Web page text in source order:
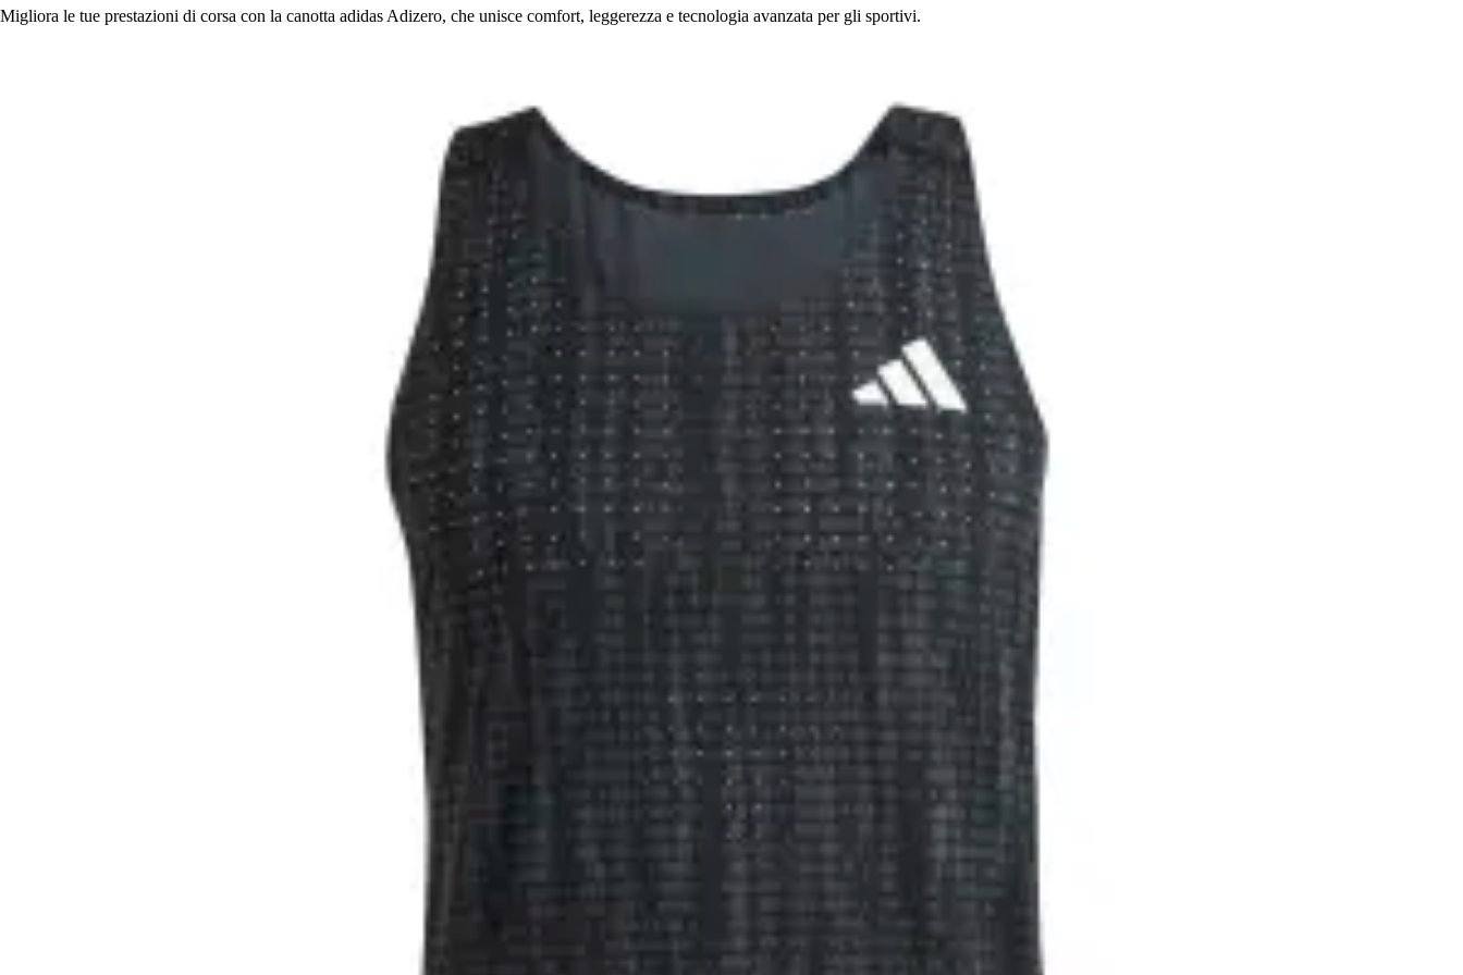
Migliora le tue prestazioni di corsa con la canotta adidas Adizero, che unisce comfort, leggerezza e tecnologia avanzata per gli sportivi.